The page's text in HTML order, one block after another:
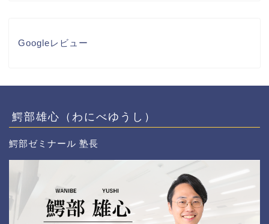
Googleレビュー
鰐部雄心（わにべゆうし）
鰐部ゼミナール 塾長